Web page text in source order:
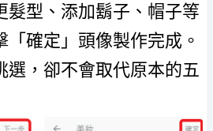
髮型、添加鬍子、帽子等
「確定」頭像製作完成。
選，卻不會取代原本的五